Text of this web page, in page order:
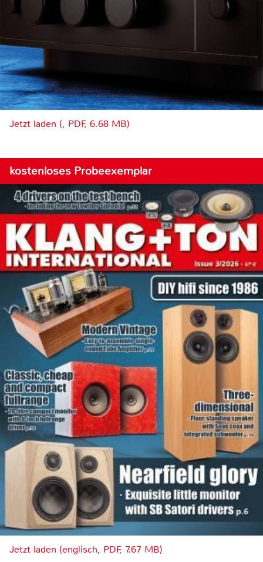
Jetzt laden (, PDF, 6.68 MB)
kostenloses Probeexemplar
Jetzt laden (englisch, PDF, 7.67 MB)